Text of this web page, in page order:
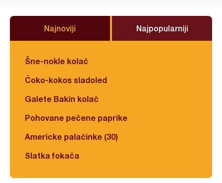
Najnoviji Najpopularniji
Šne-nokle kolač
Čoko-kokos sladoled
Galete Bakin kolač
Pohovane pečene paprike
Americke palačinke (30)
Slatka fokača